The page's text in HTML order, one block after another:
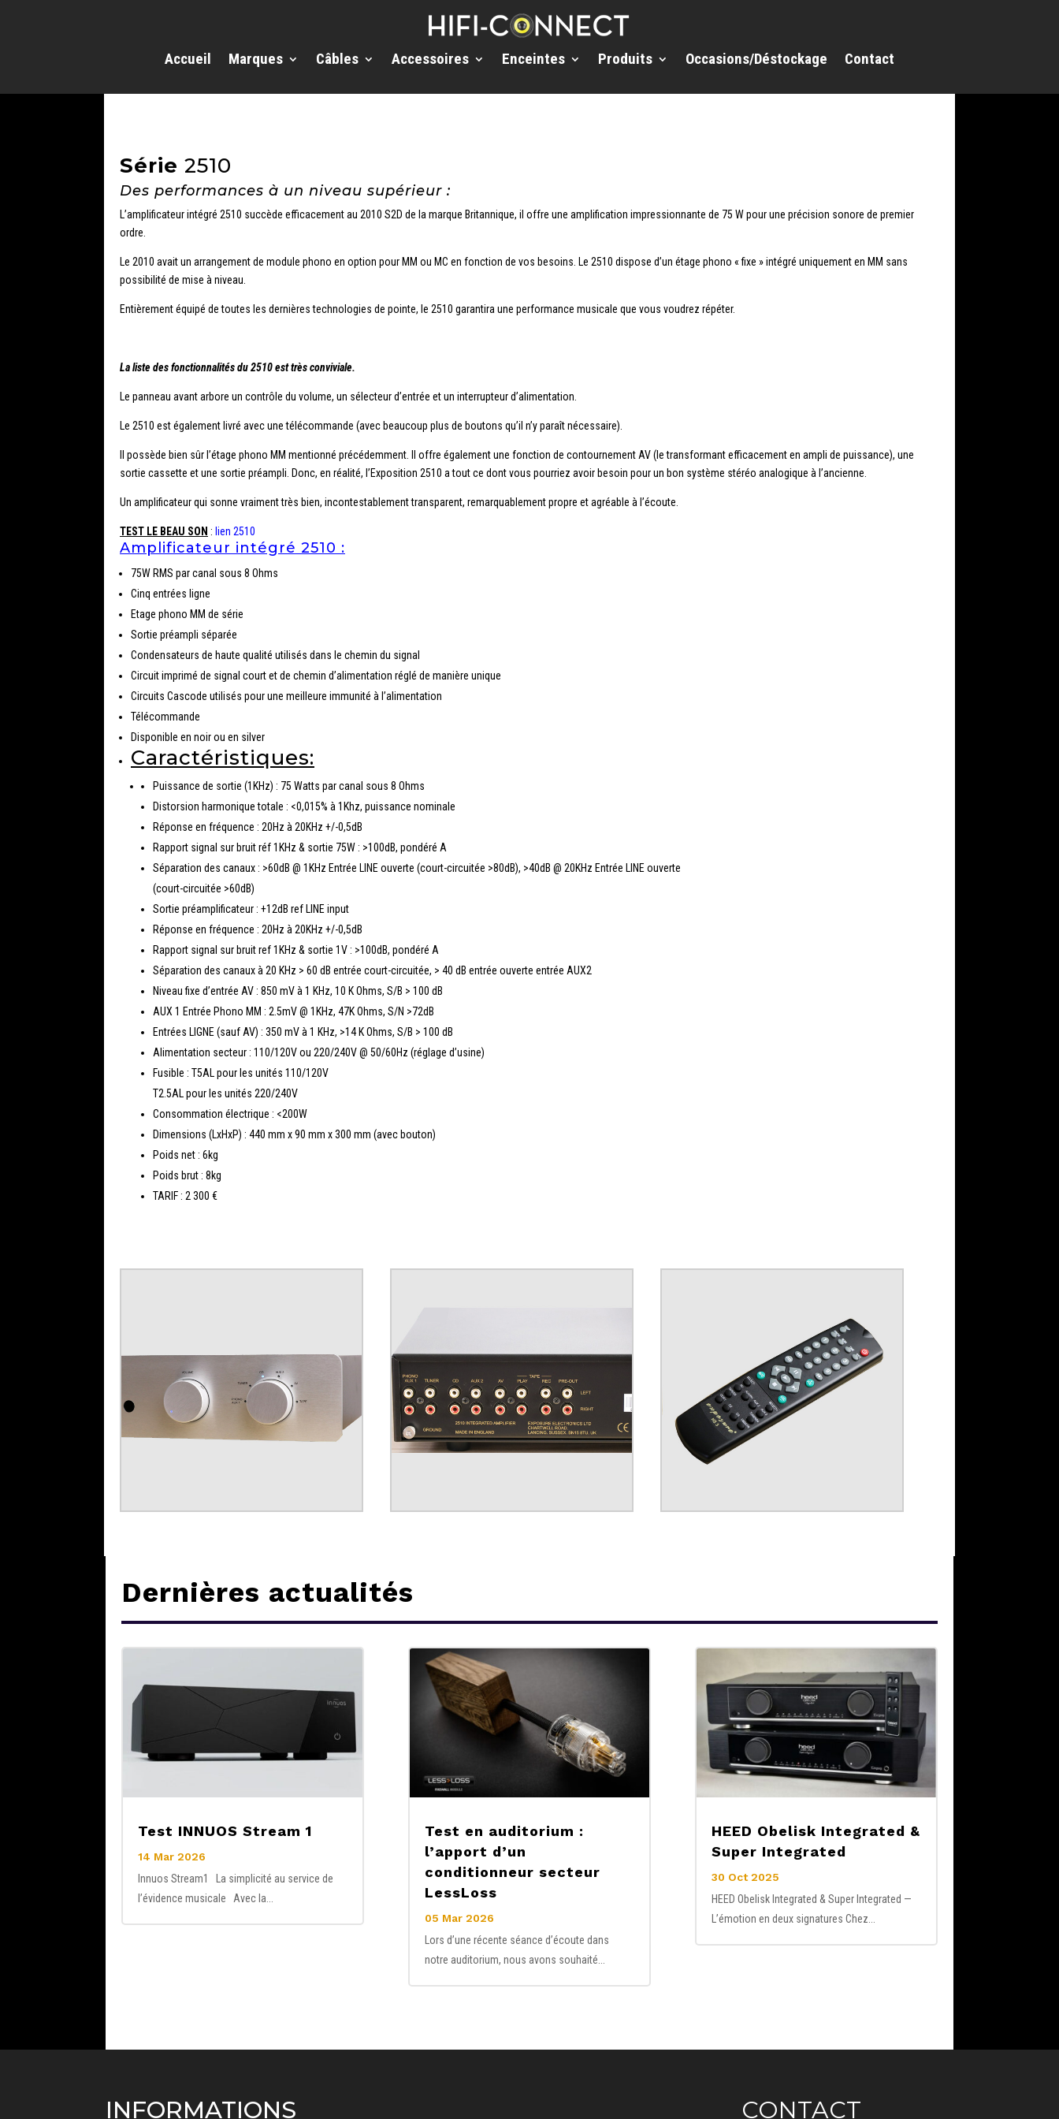
Accueil Marques Câbles Accessoires Enceintes Produits Occasions/Déstockage Contact
Série 2510
Des performances à un niveau supérieur :
L’amplificateur intégré 2510 succède efficacement au 2010 S2D de la marque Britannique, il offre une amplification impressionnante de 75 W pour une précision sonore de premier
ordre.
Le 2010 avait un arrangement de module phono en option pour MM ou MC en fonction de vos besoins. Le 2510 dispose d’un étage phono « fixe » intégré uniquement en MM sans
possibilité de mise à niveau.
Entièrement équipé de toutes les dernières technologies de pointe, le 2510 garantira une performance musicale que vous voudrez répéter.
La liste des fonctionnalités du 2510 est très conviviale.
Le panneau avant arbore un contrôle du volume, un sélecteur d’entrée et un interrupteur d’alimentation.
Le 2510 est également livré avec une télécommande (avec beaucoup plus de boutons qu’il n’y paraît nécessaire).
Il possède bien sûr l’étage phono MM mentionné précédemment.
Il offre également une fonction de contournement AV (le transformant efficacement en ampli de puissance), une
sortie cassette et une sortie préampli. Donc, en réalité, l’Exposition 2510 a tout ce dont vous pourriez avoir besoin pour un bon système stéréo analogique à l’ancienne.
Un amplificateur qui sonne vraiment très bien, incontestablement transparent, remarquablement propre et agréable à l’écoute.
TEST LE BEAU SON : lien 2510
Amplificateur intégré 2510 :
75W RMS par canal sous 8 Ohms
Cinq entrées ligne
Etage phono MM de série
Sortie préampli séparée
Condensateurs de haute qualité utilisés dans le chemin du signal
Circuit imprimé de signal court et de chemin d’alimentation réglé de manière unique
Circuits Cascode utilisés pour une meilleure immunité à l’alimentation
Télécommande
Disponible en noir ou en silver
Caractéristiques:
Puissance de sortie (1KHz) : 75 Watts par canal sous 8 Ohms
Distorsion harmonique totale : <0,015% à 1Khz, puissance nominale
Réponse en fréquence : 20Hz à 20KHz +/-0,5dB
Rapport signal sur bruit réf 1KHz & sortie 75W : >100dB, pondéré A
Séparation des canaux : >60dB @ 1KHz Entrée LINE ouverte (court-circuitée >80dB), >40dB @ 20KHz Entrée LINE ouverte
(court-circuitée >60dB)
Sortie préamplificateur : +12dB ref LINE input
Réponse en fréquence : 20Hz à 20KHz +/-0,5dB
Rapport signal sur bruit ref 1KHz & sortie 1V : >100dB, pondéré A
Séparation des canaux à 20 KHz > 60 dB entrée court-circuitée, > 40 dB entrée ouverte entrée AUX2
Niveau fixe d’entrée AV : 850 mV à 1 KHz, 10 K Ohms, S/B > 100 dB
AUX 1 Entrée Phono MM : 2.5mV @ 1KHz, 47K Ohms, S/N >72dB
Entrées LIGNE (sauf AV) : 350 mV à 1 KHz, >14 K Ohms, S/B > 100 dB
Alimentation secteur : 110/120V ou 220/240V @ 50/60Hz (réglage d’usine)
Fusible : T5AL pour les unités 110/120V
T2.5AL pour les unités 220/240V
Consommation électrique : <200W
Dimensions (LxHxP) : 440 mm x 90 mm x 300 mm (avec bouton)
Poids net : 6kg
Poids brut : 8kg
TARIF : 2 300 €
Dernières actualités
Test INNUOS Stream 1
14 Mar 2026
Innuos Stream1 La simplicité au service de
l’évidence musicale Avec la...
Test en auditorium :
l’apport d’un
conditionneur secteur
LessLoss
05 Mar 2026
Lors d’une récente séance d’écoute dans
notre auditorium, nous avons souhaité...
HEED Obelisk Integrated &
Super Integrated
30 Oct 2025
HEED Obelisk Integrated & Super Integrated —
L’émotion en deux signatures Chez...
INFORMATIONS CONTACT